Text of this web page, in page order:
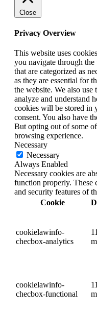
Close
Privacy Overview
This website uses
you navigate through
that are categorized as
as they are essential for
the website. We also
analyze and understand
cookies will be stored in
consent. You also have
But opting out of some
browsing experience.
Necessary
Necessary
Always Enabled
Necessary cookies are
function properly. These
and security features of
Cookie
cookielawinfo-
checbox-analytics
11
cookielawinfo-
checbox-functional
11